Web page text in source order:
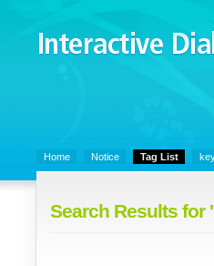
Interactive
PR 2.0
Home Notice Tag List
Search Results for